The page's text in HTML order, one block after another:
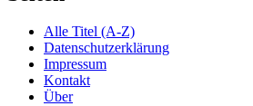
Alle Titel (A-Z)
Datenschutzerklärung
Impressum
Kontakt
Über